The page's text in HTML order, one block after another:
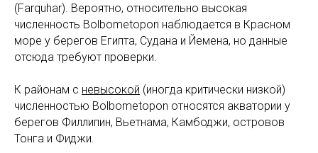
(Farquhar). Вероятно, относительно высокая
численность Bolbometopon наблюдается в Красном
море у берегов Египта, Судана и Йемена, но данные
отсюда требуют проверки.
К районам с невысокой (иногда критически низкой)
численностью Bolbometopon относятся акватории у
берегов Филлипин, Вьетнама, Камбоджи, островов
Тонга и Фиджи.